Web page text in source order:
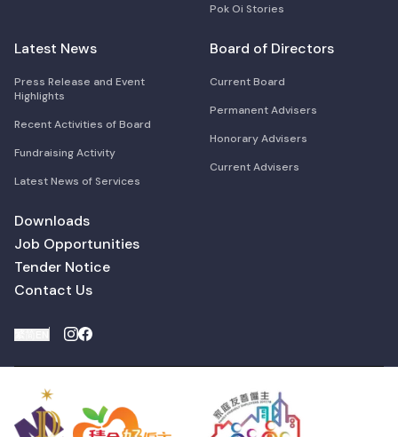
Pok Oi Stories
Latest News
Press Release and Event
Highlights
Recent Activities of Board
Fundraising Activity
Latest News of Services
Board of Directors
Current Board
Permanent Advisers
Honorary Advisers
Current Advisers
Downloads
Job Opportunities
Tender Notice
Contact Us